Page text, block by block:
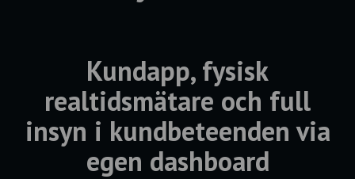
Kundapp, fysisk
realtidsmätare och full
insyn i kundbeteenden via
egen dashboard